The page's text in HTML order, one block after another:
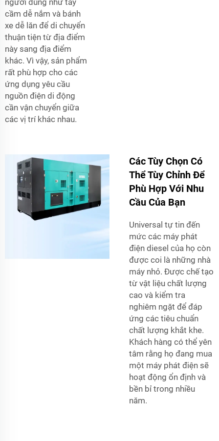
người dùng như tay
cầm dễ nắm và bánh
xe dễ lăn để di chuyển
thuận tiện từ địa điểm
này sang địa điểm
khác. Vì vậy, sản phẩm
rất phù hợp cho các
ứng dụng yêu cầu
nguồn điện di động
cần vận chuyển giữa
các vị trí khác nhau.
Các Tùy Chọn Có
Thể Tùy Chỉnh Để
Phù Hợp Với Nhu
Cầu Của Bạn
Universal tự tin đến
mức các máy phát
điện diesel của họ còn
được coi là những nhà
máy nhỏ. Được chế tạo
từ vật liệu chất lượng
cao và kiểm tra
nghiêm ngặt để đáp
ứng các tiêu chuẩn
chất lượng khắt khe.
Khách hàng có thể yên
tâm rằng họ đang mua
một máy phát điện sẽ
hoạt động ổn định và
bền bỉ trong nhiều
năm.